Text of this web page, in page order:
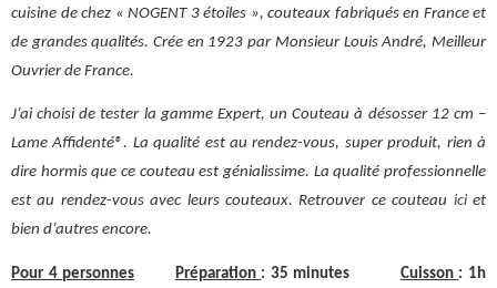
cuisine de chez « NOGENT 3 étoiles », couteaux fabriqués en France et
de grandes qualités. Crée en 1923 par Monsieur Louis André, Meilleur
Ouvrier de France.
J’ai choisi de tester la gamme Expert, un Couteau à désosser 12 cm –
Lame Affidenté®. La qualité est au rendez-vous, super produit, rien à
dire hormis que ce couteau est génialissime. La qualité professionnelle
est au rendez-vous avec leurs couteaux. Retrouver ce couteau iciet
bien d’autres encore.
Pour 4 personnes Préparation : 35 minutes Cuisson : 1h